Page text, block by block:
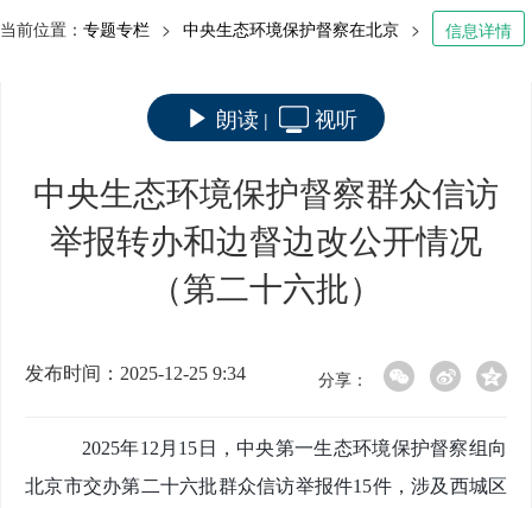
当前位置： 专题专栏 > 中央生态环境保护督察在北京 > 信息详情
朗读 | 视听
中央生态环境保护督察群众信访
举报转办和边督边改公开情况
（第二十六批）
发布时间：2025-12-25 9:34 分享：
2025年12 月 15 日，中央第一生态环境保护督察组向
北京市交办第二十六批群众信访举报件15件， 涉及西城区